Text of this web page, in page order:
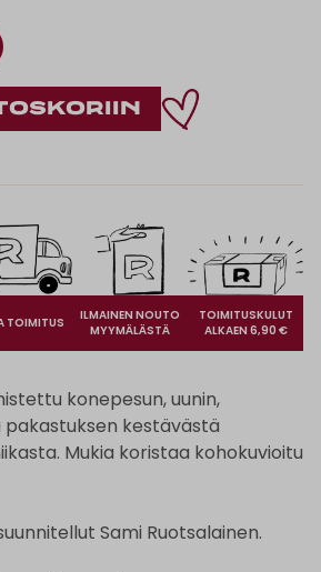
TOIMITUS
ILMAINEN NOUTO
MYYMÄLÄSTÄ
TOIMITUSKULUT
ALKAEN 6,90 €
konepesun, uunin,
kestävästä
Mukia koristaa kohokuvioitu
Sami Ruotsalainen.